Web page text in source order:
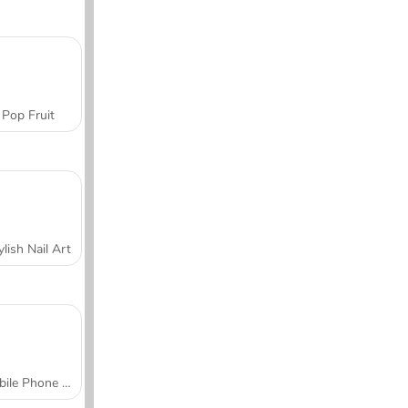
Pop Fruit
Nail Art
Mobile Phone Case Design & DIY